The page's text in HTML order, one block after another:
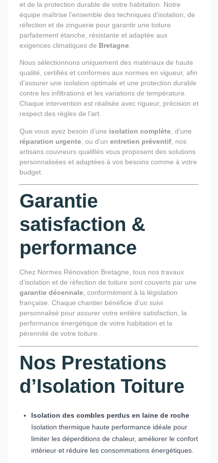
et de la protection durable de votre habitation. Notre
équipe maîtrise l’ensemble des techniques d’isolation, de
réfection et de zinguerie pour garantir une toiture
parfaitement étanche, résistante et adaptée aux
exigences climatiques de Bretagne
Nous sélectionnons uniquement des matériaux de haute
qualité, certifiés et conformes aux normes en vigueur, afin
d’assurer une isolation optimale et une protection durable
contre les infiltrations et les variations de température.
Chaque intervention est réalisée avec rigueur, précision et
respect des règles de l’art.
Que vous ayez besoin d’une isolation complète , d’une
réparation urgente , ou d’un entretien préventif , nos
artisans couvreurs qualifiés vous proposent des solutions
personnalisées et adaptées à vos besoins comme à votre
budget.
Garantie
satisfaction &
performance
Chez Normes Rénovation Bretagne, tous nos travaux
d’isolation et de réfection de toiture sont couverts par une
garantie décennale , conformément à la législation
française. Chaque chantier bénéficie d’un suivi
personnalisé pour assurer votre entière satisfaction, la
performance énergétique de votre habitation et la
pérennité de votre toiture.
Nos Prestations
d’Isolation Toiture
Isolation des combles perdus en laine de roche
Isolation thermique haute performance idéale pour
limiter les déperditions de chaleur, améliorer le confort
intérieur et réduire les consommations énergétiques.